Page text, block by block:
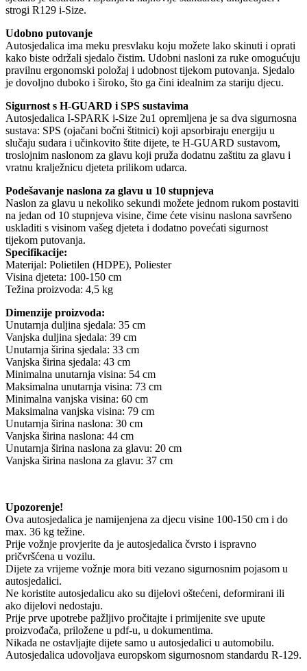
strogi R129 i-Size.
Udobno putovanje
Autosjedalica ima meku presvlaku koju možete lako skinuti i oprati
kako biste održali sjedalo čistim. Udobni nasloni za ruke omogućuju
pravilnu ergonomski položaj i udobnost tijekom putovanja. Sjedalo
je dovoljno duboko i široko, što ga čini idealnim za stariju djecu.
Sigurnost s H-GUARD i SPS sustavima
Autosjedalica I-SPARK i-Size 2u1 opremljena je sa dva sigurnosna
sustava: SPS (ojačani bočni štitnici) koji apsorbiraju energiju u
slučaju sudara i učinkovito štite dijete, te H-GUARD sustavom,
troslojnim naslonom za glavu koji pruža dodatnu zaštitu za glavu i
vratnu kralježnicu djeteta prilikom udarca.
Podešavanje naslona za glavu u 10 stupnjeva
Naslon za glavu u nekoliko sekundi možete jednom rukom postaviti
na jedan od 10 stupnjeva visine, čime ćete visinu naslona savršeno
uskladiti s visinom vašeg djeteta i dodatno povećati sigurnost
tijekom putovanja.
Specifikacije:
Materijal: Polietilen (HDPE), Poliester
Visina djeteta: 100-150 cm
Težina proizvoda: 4,5 kg
Dimenzije proizvoda:
Unutarnja duljina sjedala: 35 cm
Vanjska duljina sjedala: 39 cm
Unutarnja širina sjedala: 33 cm
Vanjska širina sjedala: 43 cm
Minimalna unutarnja visina: 54 cm
Maksimalna unutarnja visina: 73 cm
Minimalna vanjska visina: 60 cm
Maksimalna vanjska visina: 79 cm
Unutarnja širina naslona: 30 cm
Vanjska širina naslona: 44 cm
Unutarnja širina naslona za glavu: 20 cm
Vanjska širina naslona za glavu: 37 cm
Upozorenje!
Ova autosjedalica je namijenjena za djecu visine 100-150 cm i do
max. 36 kg težine.
Prije vožnje provjerite da je autosjedalica čvrsto i ispravno
pričvršćena u vozilu.
Dijete za vrijeme vožnje mora biti vezano sigurnosnim pojasom u
autosjedalici.
Ne koristite autosjedalicu ako su dijelovi oštećeni, deformirani ili
ako dijelovi nedostaju.
Prije prve upotrebe pažljivo pročitajte i primijenite sve upute
proizvođača, priložene u pdf-u, u dokumentima.
Nikada ne ostavljajte dijete samo u autosjedalici u automobilu.
Autosjedalica udovoljava europskom sigurnosnom standardu R-129.